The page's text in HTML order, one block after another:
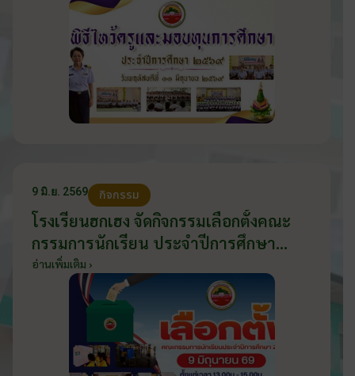
9 มิ.ย. 2569 กิจกรรม
โรงเรียนฮกเฮง จัดกิจกรรมเลือกตั้งคณะ
กรรมการนักเรียน ประจำปีการศึกษา
2569 ส่งเสริมประชาธิปไตยในโรงเรียน
วันที่ 9 มิถุนายน 2569
อ่านเพิ่มเติม ›